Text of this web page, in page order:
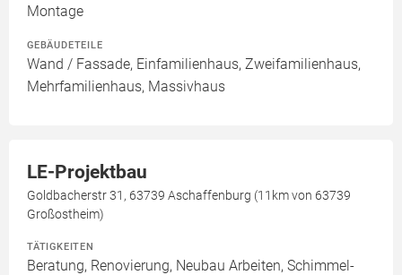
Montage
GEBÄUDETEILE
Wand / Fassade, Einfamilienhaus, Zweifamilienhaus,
Mehrfamilienhaus, Massivhaus
LE-Projektbau
Goldbacherstr 31, 63739 Aschaffenburg (11km von 63739
Großostheim)
TÄTIGKEITEN
Beratung, Renovierung, Neubau Arbeiten, Schimmel-